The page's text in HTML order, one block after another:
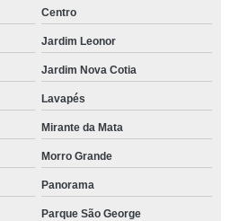
Centro
Jardim Leonor
Jardim Nova Cotia
Lavapés
Mirante da Mata
Morro Grande
Panorama
Parque São George